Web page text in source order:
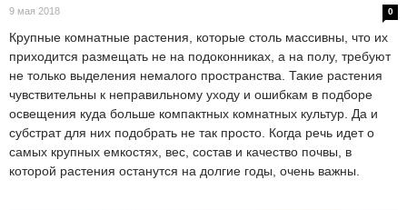
9 мая 2018 0
Крупные комнатные растения, которые столь массивны, что их
приходится размещать не на подоконниках, а на полу, требуют
не только выделения немалого пространства. Такие растения
чувствительны к неправильному уходу и ошибкам в подборе
освещения куда больше компактных комнатных культур. Да и
субстрат для них подобрать не так просто. Когда речь идет о
самых крупных емкостях, вес, состав и качество почвы, в
которой растения останутся на долгие годы, очень важны.